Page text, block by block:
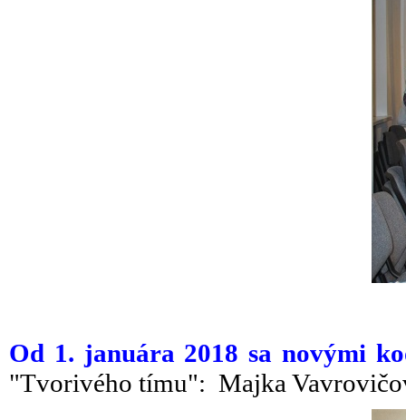
Od 1. januára 2018 sa novými
"Tvorivého tímu": Majka